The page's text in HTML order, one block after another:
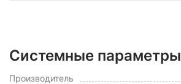
Системные параметры
Производитель